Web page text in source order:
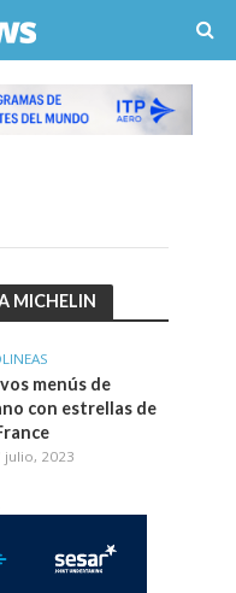
MICHELIN
menús de
con estrellas de
julio, 2023